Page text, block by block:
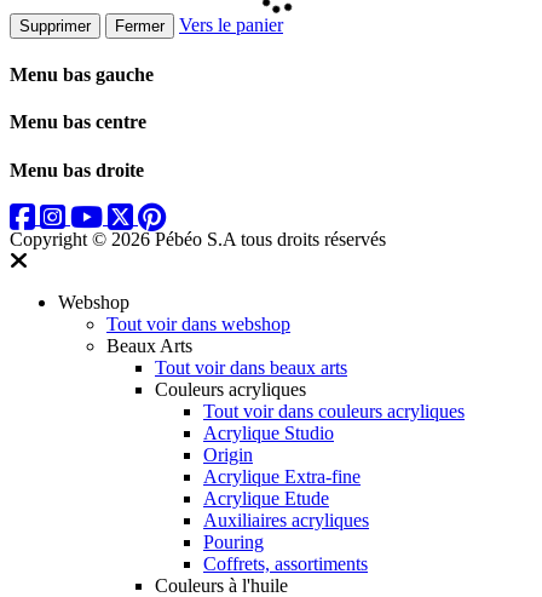
Supprimer Fermer Vers le panier
Menu bas gauche
Menu bas centre
Menu bas droite
Copyright © 2026 Pébéo S.A tous droits réservés
Webshop
Tout voir dans webshop
Beaux Arts
Tout voir dans beaux arts
Couleurs acryliques
Tout voir dans couleurs acryliques
Acrylique Studio
Origin
Acrylique Extra-fine
Acrylique Etude
Auxiliaires acryliques
Pouring
Coffrets, assortiments
Couleurs à l'huile